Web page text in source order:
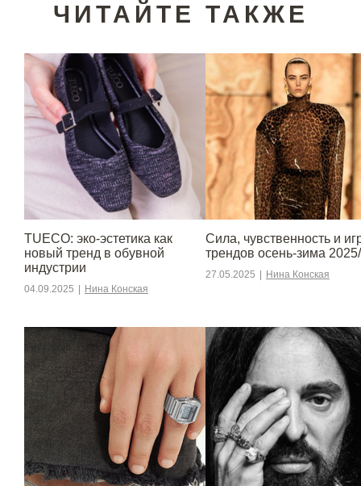
ЧИТАЙТЕ ТАКЖЕ
TUECO: эко-эстетика как
новый тренд в обувной
индустрии
04.09.2025 Нина Конская
Сила, чувственность и
трендов осень-зима
27.05.2025 Нина Конская